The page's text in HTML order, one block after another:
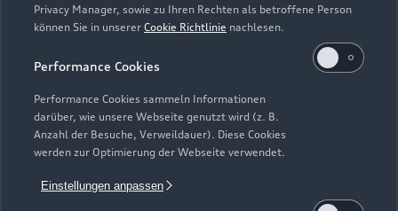
Privacy Manager, sowie zu Ihren Rechten als betroffene Person
können Sie in unserer Cookie Richtlinie nachlesen.
Performance Cookies
Performance Cookies sammeln Informationen
darüber, wie unsere Webseite genutzt wird (z. B.
Anzahl der Besuche, Verweildauer). Diese Cookies
werden zur Optimierung der Webseite verwendet.
Einstellungen anpassen
Geschlossen,öffnet amSamstag 08:00